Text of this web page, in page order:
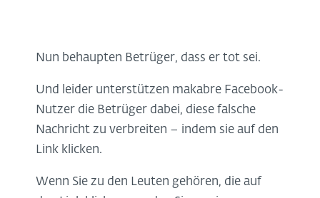
Nun behaupten Betrüger, dass er tot sei.
Und leider unterstützen makabre Facebook-
Nutzer die Betrüger dabei, diese falsche
Nachricht zu verbreiten – indem sie auf den
Link klicken.
Wenn Sie zu den Leuten gehören, die auf